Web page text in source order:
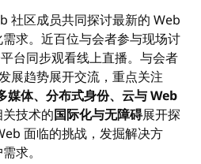
社区成员共同探讨最新的 Web
求。近百位与会者参与现场讨
台同步观看线上直播。与会者
展趋势展开交流，重点关注
媒体、分布式身份、云与 Web
技术的国际化与无障碍展开探
面临的挑战，发掘解决方
求。